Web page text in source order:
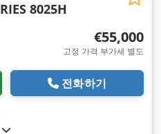
8025H
€55,000
고정 가격 부가세 별도
전화하기